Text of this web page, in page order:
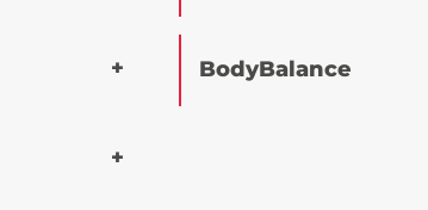
BodyBalance